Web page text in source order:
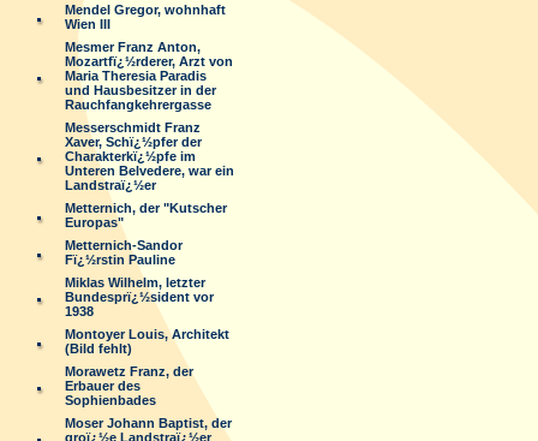
Mendel Gregor, wohnhaft
Wien III
Mesmer Franz Anton,
Mozartfï¿½rderer, Arzt von
Maria Theresia Paradis
und Hausbesitzer in der
Rauchfangkehrergasse
Messerschmidt Franz
Xaver, Schï¿½pfer der
Charakterkï¿½pfe im
Unteren Belvedere, war ein
Landstraï¿½er
Metternich, der "Kutscher
Europas"
Metternich-Sandor
Fï¿½rstin Pauline
Miklas Wilhelm, letzter
Bundesprï¿½sident vor
1938
Montoyer Louis, Architekt
(Bild fehlt)
Morawetz Franz, der
Erbauer des
Sophienbades
Moser Johann Baptist, der
groï¿½e Landstraï¿½er